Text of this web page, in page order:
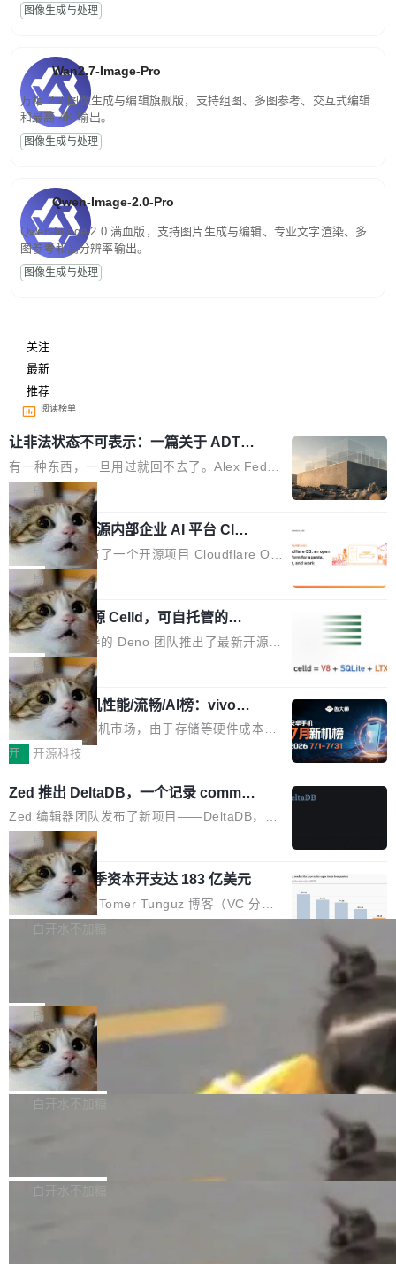
图像生成与处理
Wan2.7-Image-Pro
万相 2.7 图像生成与编辑旗舰版，支持组图、多图参考、交互式编辑
和最高 4K 输出。
图像生成与处理
Qwen-Image-2.0-Pro
Qwen-Image-2.0 满血版，支持图片生成与编辑、专业文字渲染、多
图参考和高分辨率输出。
图像生成与处理
关注
最新
推荐
阅读榜单
让非法状态不可表示：一篇关于 ADT
的帖子在 Reddit 火了
有一种东西，一旦用过就回不去了。Alex Fedos
eev 管它叫"软件设计的基石"。 他说的东西不新
鲜——代数数据类型（ADT），尤其是和类型
（sum type）。但他说清楚了一件事：这不是类
型系统的学术体操，是日常编码的思维方式。 文
章从一个简单的例子切入。一个网站的深色主题
设置，如果用布尔值 + 可空字段来表示——bool
ean 表示是否可切换，nullable 的默认模式、浅
色方案、深色方案——会产生大量无意义的组
合。方案缺了、配置冲突了、全 null 了。要知道
哪些组合有效，作者说，你得靠"文档、校验、或
者部落知识"。 换个写法。Rust 的 enum，两个
变体：Switchable...
局
Cloudflare 开源内部企业 AI 平台 Clou
dflare OS
Cloudflare 发布了一个开源项目 Cloudflare O
S。如果你只看官方博客，你会觉得这是又一
个"AI 知识库 + 聊天机器人"——每个大厂都在
做，没什么新鲜的。 但 Kenton Varda 在 Twitte
r 上把事情说清楚了： 今天我们发布了 Cloudfla
re OS，一个带连接器的聊天机器人，跟其他所
有科技公司做的一样。只不过，实际上它不一
样。这是 Sandstorm.io 的重制版，我十年前的
那个创业公司。不同的是，这次它构建在 Cloudf
lare Workers 上——我花了九年时间搭建的平台
——并且深度集成了 AI。这基本上是我十年秘密
计划的顶峰。 十年前，Ken...
局
Deno 团队开源 Celld，可自托管的分
布式 Durable Objects
Ryan Dahl 领导的 Deno 团队推出了最新开源项
目 Celld，一个能在自己机器上运行 Cloudflare
Workers 和 Durable Objects 的守护进程。 设
计思路很直接：每个对象是一个独立的 SQLite
数据库，按名称寻址，复制到你自己的 S3 兼容
存储库里。节点之间只通过这个存储库协调——
个小型数据库，应用天然按分片构建，单个数据
库的竞争和爆炸半径问题在设计层面就被消除
了。 闲置的 cell 会休眠到几乎不占资源。当 cel
l 迁移或唤醒时，新宿主从 S3 恢复 SQLite 数据
库继续执行。存储库是持久化的唯一真相...
局
鲁大师7月新机性能/流畅/AI榜：vivo夺
性能、流畅双第一，三星Galaxy Z系列
新折叠缺席
2026年7月的手机市场，由于存储等硬件成本暴
增，手机厂商的日子也不好过啊，新机速度明显
高价的三星折叠（三星Galaxy Z Fold8 Ultra / Z
Fold8 / Z Flip8）外，其余要么是中低端机器，
例如iQOO Z11i、REDMI Note 17、REDMI No
te 17 Pro、OPPO K15，要么是vivo X300 E这
样的次旗舰。 Galaxy Z Fold8 Ultra / Z Fold8 /
Z Flip8三款折叠屏新机均在7月22日发布，且全
部搭载骁龙8 Elite Gen5 for Galaxy，它们本该
开 开源科技
Zed 推出 DeltaDB，一个记录 commit
之间所有操作的版本控制系统
Zed 编辑器团队发布了新项目——DeltaDB，一
个在 git commit 之间记录每一次编辑操作的版
本控制系统。目前处于 Early Access 阶段。 De
ltaDB 的核心思路直接写在 landing page 最显
眼的位置：「Software is made between com
mits」——软件是在 commit 之间写出来的。git
是把这段空隙补上。 回退到任何一次编辑：Delt
aDB 捕获 commit 之间的每一次操作，...
局
SpaceXAI 单季资本开支达 183 亿美元
根据风险投资人Tomer Tunguz 博客（VC 分
析）披露的最新分析与第二季度业绩报告，Spac
微软同期总资本开支的四成。 与亚马逊、Alpha
bet、微软以及 Meta 等传统科技巨头相比，Spa
ceXAI的资金消耗速度尤为引人瞩目。然而，支
撑庞大支出的资金来源却呈现出截然不同的面
貌。数据显示，微软和 Meta 主要依托充沛的经
白开水不加糖
一个在终端里运行的编程 agent；Muse Spark
1.2，驱动这个 agent 的新模型。一句话概括：
你可以用 curl -fsSL https://dev.meta.ai/install.
sh | bash 安装一个能在大项目里自动规划、写
代码、验证结果的 AI 终端工具。 据介绍，Muse
个主 agent 循环，外加一组后台 agent。这些后
局
美团开源 LoHoSearch，用知识图谱校
准 AI 能力认知
机器出题的前提，是让机器拥有全局视野。整个
构建流程可以分为四个环节：建图 → 控制难度
白开水不加糖
库，并将作为transport接入Mooncake TENT。
白开水不加糖